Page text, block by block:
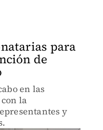
para
de
en las
la
y